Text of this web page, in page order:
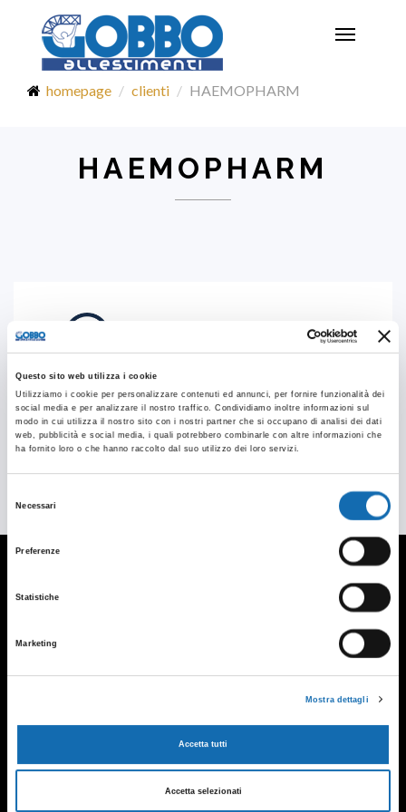
Questo sito web utilizza i cookie
Utilizziamo i cookie per personalizzare contenuti ed annunci, per fornire funzionalità dei
social media e per analizzare il nostro traffico. Condividiamo inoltre informazioni sul
modo in cui utilizza il nostro sito con i nostri partner che si occupano di analisi dei dati
web, pubblicità e social media, i quali potrebbero combinarle con altre informazioni che
ha fornito loro o che hanno raccolto dal suo utilizzo dei loro servizi.
consenso
Necessari
Preferenze
Statistiche
Marketing
Mostra dettagli
Accetta tutti
Accetta selezionati
homepage clienti HAEMOPHARM
Toggle
HAEMOPHARM
CONTATTI
Via Quasimodo 40, Legnano (MI)
Tel. +39 0331 594753 - 0331 469300
INFO